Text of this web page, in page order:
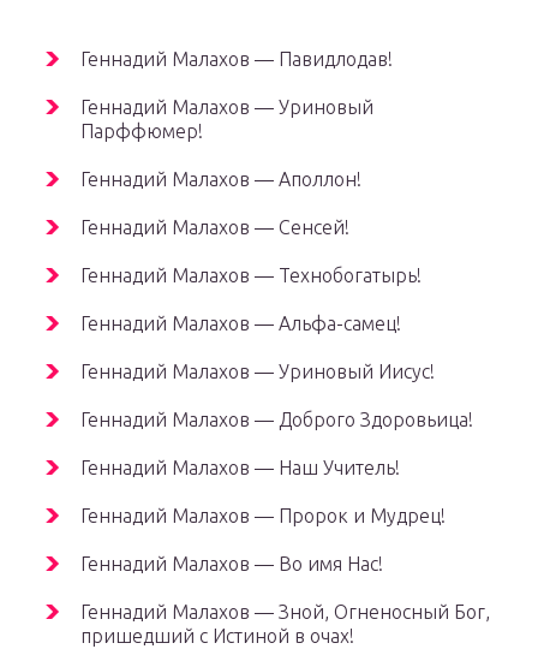
Геннадий Малахов — Павидлодав!
Геннадий Малахов — Уриновый
Парффюмер!
Геннадий Малахов — Аполлон!
Геннадий Малахов — Сенсей!
Геннадий Малахов — Технобогатырь!
Геннадий Малахов — Альфа-самец!
Геннадий Малахов — Уриновый Иисус!
Геннадий Малахов — Доброго Здоровьица!
Геннадий Малахов — Наш Учитель!
Геннадий Малахов — Пророк и Мудрец!
Геннадий Малахов — Во имя Нас!
Геннадий Малахов — Зной, Огненосный Бог,
пришедший с Истиной в очах!